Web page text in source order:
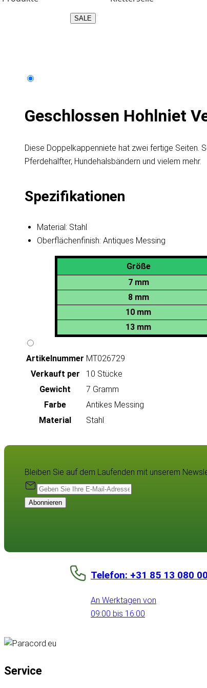
SALE
Geschlossen Hohlniet
Diese Doppelkappenniete hat zwei fertige Seiten.
Pferdehalfter, Hundehalsbändern und vielem mehr.
Spezifikationen
Material: Stahl
Oberflächenfinish: Antiques Messing
Größe
7 mm
8 mm
10 mm
13 mm
Artikeln‌ummer MT026729
Verkauft per
10 Stücke
Gewicht
7 Gramm
Farbe
Antikes Messing
Material
Stahl
Bleiben Sie auf dem Laufenden mit unserem
Abonnieren
Telefon: +31 85 13 080 00
An Werktagen von
09:00 bis 16:00
Service